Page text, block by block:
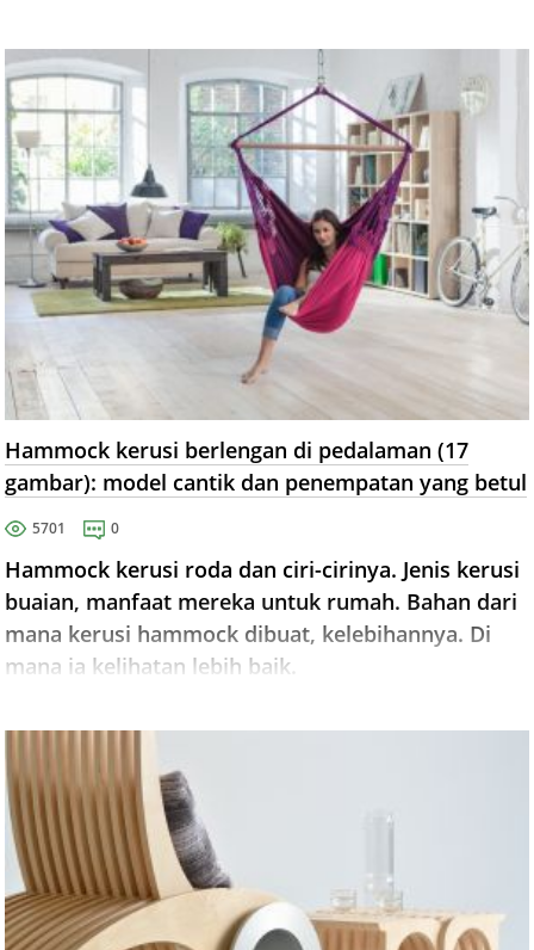
Hammock kerusi berlengan di pedalaman (17
gambar): model cantik dan penempatan yang betul
5701 0
Hammock kerusi roda dan ciri-cirinya. Jenis kerusi
buaian, manfaat mereka untuk rumah. Bahan dari
mana kerusi hammock dibuat, kelebihannya. Di
mana ia kelihatan lebih baik.